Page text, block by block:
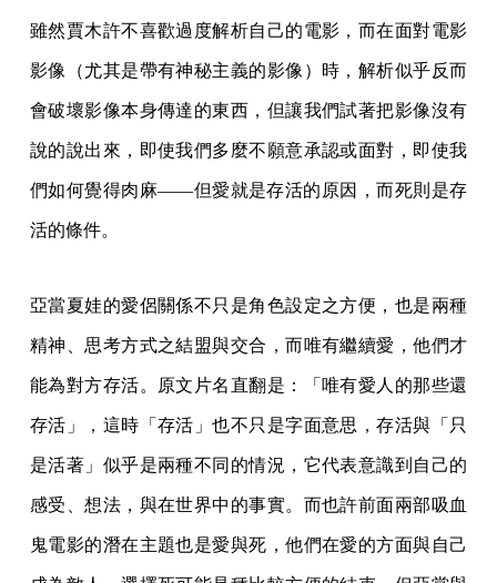
雖然賈木許不喜歡過度解析自己的電影，而在面對電影
影像（尤其是帶有神秘主義的影像）時，解析似乎反而
會破壞影像本身傳達的東西，但讓我們試著把影像沒有
說的說出來，即使我們多麼不願意承認或面對，即使我
們如何覺得肉麻——但愛就是存活的原因，而死則是存
活的條件。
亞當夏娃的愛侶關係不只是角色設定之方便，也是兩種
精神、思考方式之結盟與交合，而唯有繼續愛，他們才
能為對方存活。原文片名直翻是：「唯有愛人的那些還
存活」，這時「存活」也不只是字面意思，存活與「只
是活著」似乎是兩種不同的情況，它代表意識到自己的
感受、想法，與在世界中的事實。而也許前面兩部吸血
鬼電影的潛在主題也是愛與死，他們在愛的方面與自己